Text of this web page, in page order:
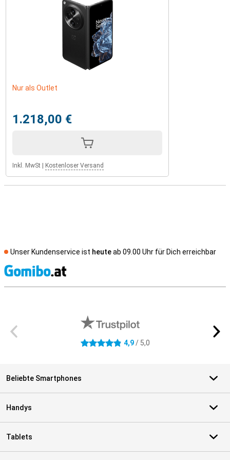
Nur als Outlet
1.218,00 €
Inkl. MwSt | Kostenloser Versand
Unser Kundenservice ist heuteab 09.00 Uhr für Dich erreichbar
4.9 Sterne 4,9/ 5,0
Beliebte Smartphones
Handys
Tablets